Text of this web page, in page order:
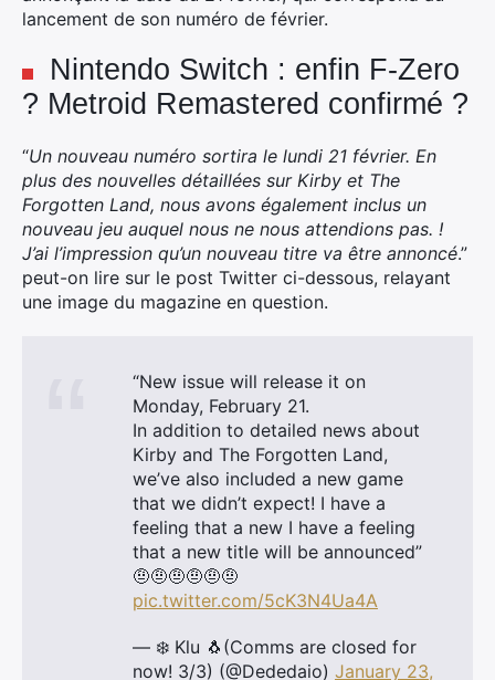
lancement de son numéro de février.
Nintendo Switch : enfin F-Zero
? Metroid Remastered confirmé ?
“Un nouveau numéro sortira le lundi 21 février. En
plus des nouvelles détaillées sur Kirby et The
Forgotten Land, nous avons également inclus un
nouveau jeu auquel nous ne nous attendions pas. !
J’ai l’impression qu’un nouveau titre va être annoncé.”
peut-on lire sur le post Twitter ci-dessous, relayant
une image du magazine en question.
“New issue will release it on
Monday, February 21.
In addition to detailed news about
Kirby and The Forgotten Land,
we’ve also included a new game
that we didn’t expect! I have a
feeling that a new I have a feeling
that a new title will be announced”
🤨🤨🤨🤨🤨🤨
pic.twitter.com/5cK3N4Ua4A
— ❄️ Klu 🐧(Comms are closed for
now! 3/3) (@Dededaio) January 23,